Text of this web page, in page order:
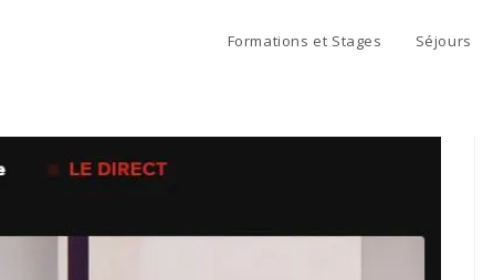
Formations et Stages Séjours